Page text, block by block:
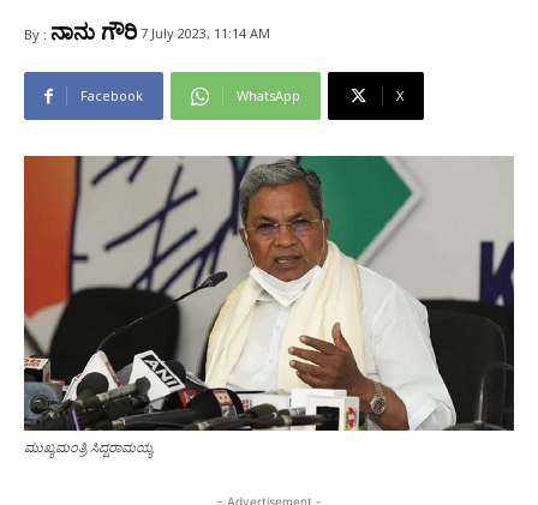
By : ನಾನು ಗೌರಿ 7 July 2023, 11:14 AM
Facebook WhatsApp X
ಮುಖ್ಯಮಂತ್ರಿ ಸಿದ್ದರಾಮಯ್ಯ
- Advertisement -